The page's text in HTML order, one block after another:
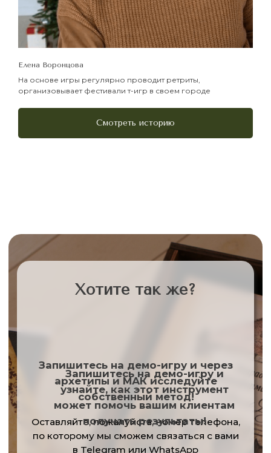
Елена Воронцова
На основе игры регулярно проводит ретриты,
организовывает фестивали т-игр в своем городе
Смотреть историю